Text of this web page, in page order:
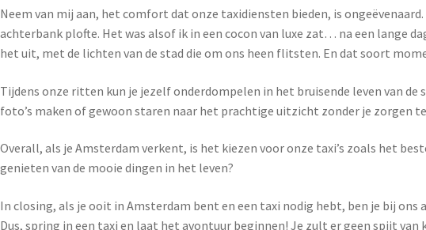
Neem van mij aan, het comfort dat onze taxidiensten bieden, is
achterbank plofte. Het was alsof ik in een cocon van luxe zat… na een lange
het uit, met de lichten van de stad die om ons heen flitsten. En dat soort
Tijdens onze ritten kun je jezelf onderdompelen in het bruisende leven van
foto’s maken of gewoon staren naar het prachtige uitzicht zonder je zorgen
Overall, als je Amsterdam verkent, is het kiezen voor onze taxi’s zoals het
genieten van de mooie dingen in het leven?
In closing, als je ooit in Amsterdam bent en een taxi nodig hebt, ben je bij
Dus, spring in een taxi en laat het avontuur beginnen! Je zult er geen spijt van